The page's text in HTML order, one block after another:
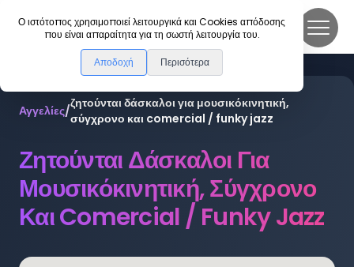
Ο ιστότοπος χρησιμοποιεί λειτουργικά και Cookies απόδοσης
που είναι απαραίτητα για τη σωστή λειτουργία του.
Αποδοχή Περισότερα
DanceLink
Αγγελίες/ζητούνται δάσκαλοι για μουσικόκινητική,
σύγχρονο και comercial / funky jazz
Ζητούνται Δάσκαλοι Για
Μουσικόκινητική, Σύγχρονο
Και Comercial / Funky Jazz